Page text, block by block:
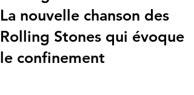
La nouvelle chanson des
Rolling Stones qui évoque
le confinement